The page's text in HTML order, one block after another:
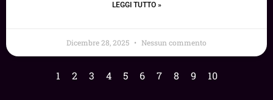
LEGGI TUTTO »
Dicembre 28, 2025 Nessun commento
1 2 3 4 5 6 7 8 9 10